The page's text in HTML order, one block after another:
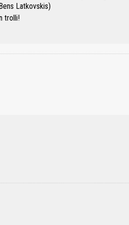
Latkovskis)
trolli!